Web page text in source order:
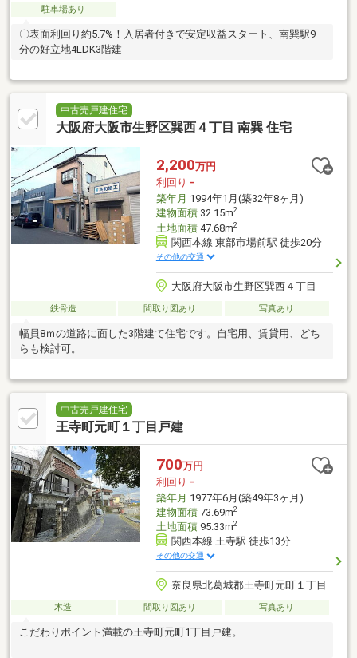
駐車場あり
〇表面利回り約5.7%！入居者付きで安定収益スタート、南巽駅9
分の好立地4LDK3階建
中古売戸建住宅
大阪府大阪市生野区巽西４丁目 南巽 住宅
2,200万円
利回り -
築年月 1994年1月(築32年8ヶ月)
建物面積32.15m2
土地面積47.68m2
関西本線 東部市場前駅 徒歩20分
その他の交通
大阪府大阪市生野区巽西４丁目
鉄骨造 間取り図あり 写真あり
幅員8ｍの道路に面した3階建て住宅です。自宅用、賃貸用、どち
らも検討可。
中古売戸建住宅
王寺町元町１丁目戸建
700万円
利回り -
築年月 1977年6月(築49年3ヶ月)
建物面積73.69m2
土地面積95.33m2
関西本線 王寺駅 徒歩13分
その他の交通
奈良県北葛城郡王寺町元町１丁目
木造 間取り図あり 写真あり
こだわりポイント満載の王寺町元町1丁目戸建。